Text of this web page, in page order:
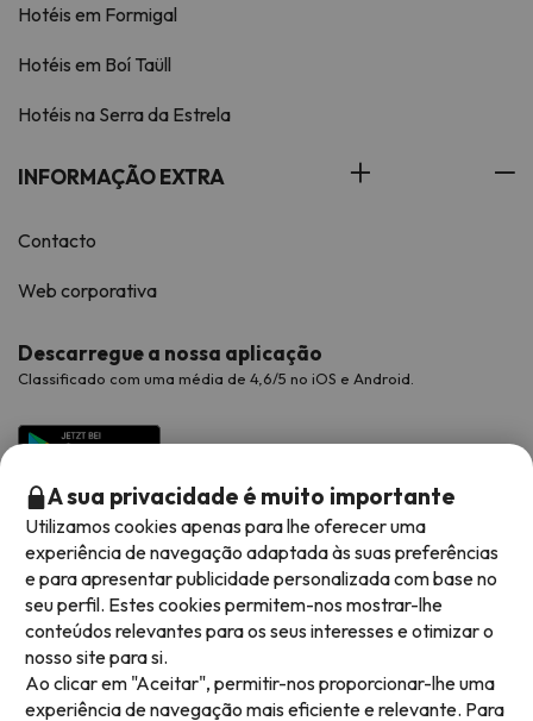
Hotéis em Formigal
Hotéis em Boí Taüll
Hotéis na Serra da Estrela
INFORMAÇÃO EXTRA
Contacto
Web corporativa
Descarregue a nossa aplicação
Classificado com uma média de 4,6/5 no iOS e Android.
Métodos de pagamento disponíveis
A sua privacidade é muito importante
Utilizamos cookies apenas para lhe oferecer uma
experiência de navegação adaptada às suas preferências
e para apresentar publicidade personalizada com base no
seu perfil. Estes cookies permitem-nos mostrar-lhe
conteúdos relevantes para os seus interesses e otimizar o
nosso site para si.
Ao clicar em "Aceitar", permitir-nos proporcionar-lhe uma
experiência de navegação mais eficiente e relevante. Para